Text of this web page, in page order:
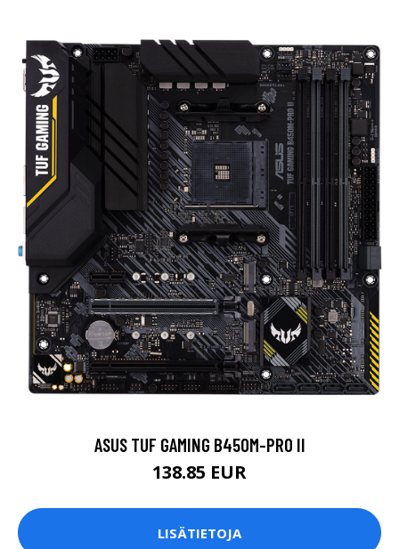
ASUS TUF GAMING B450M-PRO II
138.85 EUR
LISÄTIETOJA